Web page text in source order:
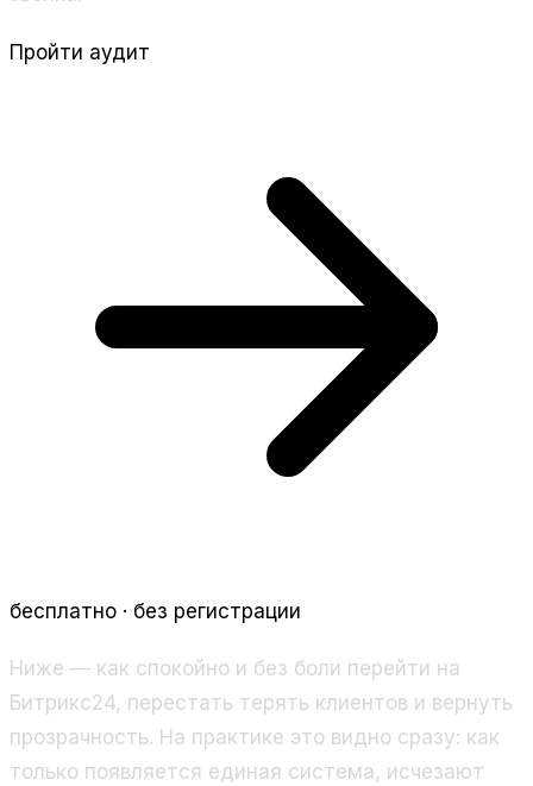
Пройти аудит
бесплатно · без регистрации
Ниже — как спокойно и без боли перейти на
Битрикс24, перестать терять клиентов и вернуть
прозрачность. На практике это видно сразу: как
только появляется единая система, исчезают